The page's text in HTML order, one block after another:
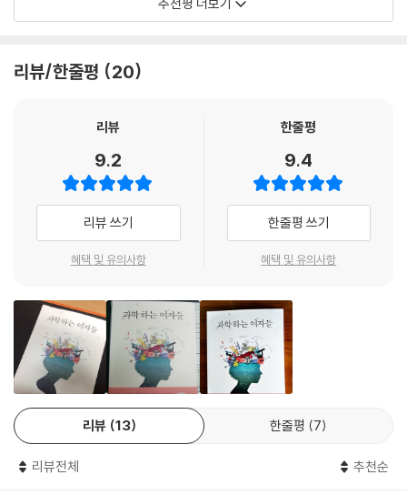
과학고에 합격한 기쁨은 오래가지 않았다. 중학교 때보다 성적이 떨어지면
와 기숙사 생활을 했는데, 1학년 때는 전혀 적응할 수 없었다. 친구들은 모
두 수업이 끝나면 자기 이름이 쓰여 있는, 칸막이가 쳐진 도서관 책상으로
서는 정말 견디기 힘든 것이었다. 그래서 고등학교 1학년, 2학년 때는 거의
매일 학교 담을 넘어서 치킨 먹으러 가고, 야구 보러 가고, ‘서태지와 아이
들’ 공연을 보러 방송국을 들락거리기도 했다.
다는 과학수사연구소에 입사했다. 입사 초엔 커피만 타야 해서 매일 사표
[극지연구 이홍금] 어릴 적 꿈은 ‘현모양처’. 호기심만 많았지 진로가 불투
명했는데, 마지막이란 생각으로 전공을 파보니 뜻밖에 흥미로웠다. 몇 번
모험 끝에 남극까지 가게 되었다.
[화학공학자 박문정] 대학원 시절, 교통사고를 입고도 값비싼 실험재료를
날릴까봐 연구실로 뛰어갔다. 육아에 분주한 나날이지만, 장애우가 인공근
육을 사용할 날을 꿈꾸며 연구한다.
여전히 ‘여성’ 이라는 구분이 유효한 까닭
여전히 우리는 누군가의 직업을 말할 때 ‘여성’이라는 꼬리말을 붙인다. 이
에 두 가지 상반된 반응이 나올 수 있다.
“굳이 그렇게 구분해야 하는가? 무엇이 다르다고?”
“영향력 있는 자리로 갈수록 여성이 소수이니, 롤 모델이 필요하다.”
이 책의 저자들은 꽤나 솔직하게 인생과 일을 털어놓는다. 이들은 이공계
가 남자들의 영역인지 따져보지도 않고, 그저 과학이 좋아서 이공계를 선
의 여성 연구 개발 인력은 아직 17%이고, 공학과 기술 분야에서는 9%에
학술단체 회장, 연구원 기관장은 극소수이다. 과학 기술 생태계는 더 늦기
- 김명자(한국과총 회장, 전 환경부 장관)
우리나라에서 여학생들은 이공계 진출이 어려운 일이라고 배우면서 자란
다. 좋아하는 이공계 전공을 찾아 진학해도 결국 ‘여성이라서’ 의·약학 계열
로 진로를 바꾸는 학생들도 많이 보았다. 과학고에서 수년간 생명과학을
가르쳐 온 생물교사로서 생명과학을 좋아하는 여학생들이 특히 김빛내리
교수님의 진솔한 이야기를 듣고 연구자로서 가능성을 발견하게 되길 희망
이 고스란히 담겨 있다. 이공계 분야를 희망하는 여학생들이 읽으면 진로
결정에 많은 도움을 받을 수 있기에 적극 추천한다.
- 최승규(세종과학고등학교 교사, 제13회 올해의 과학교사상 수상자)
최영주 교수는 존경하는 제자이자 후배이다. 세계의 석학들과 수학을 논하
는 등 모든 일에 믿음이 가지만, 수학 이외의 글에 대해서는 솔직히 궁금했
다. 대학 때 ‘톰보이’란 별명을 직접 붙여 준 나는 그를 잘 안다고 생각했는
발견했다고 할까? ‘세상에서 변치 않는 것을 찾아서’ 여행을 떠나 온 한 수
추천평 더보기
리뷰/한줄평 20
리뷰
9.2
리뷰 쓰기
혜택 및 유의사항
한줄평
9.4
한줄평 쓰기
혜택 및 유의사항
리뷰 13 한줄평 7
리뷰전체 추천순